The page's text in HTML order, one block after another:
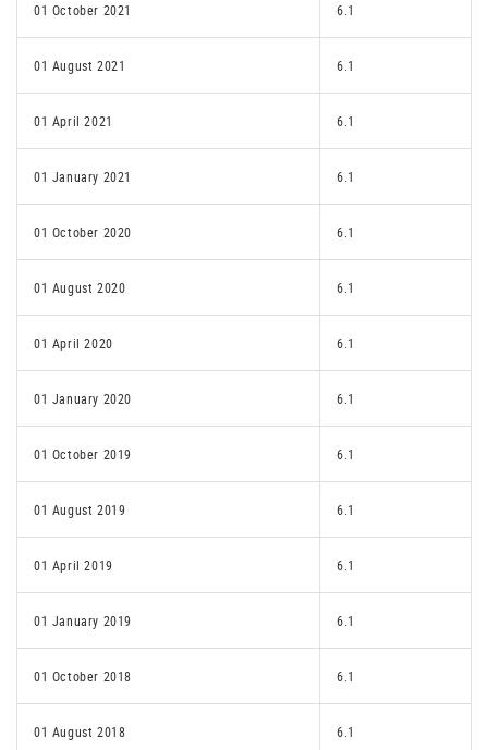
01 October 2021 6.1
01 August 2021 6.1
01 April 2021 6.1
01 January 2021 6.1
01 October 2020 6.1
01 August 2020 6.1
01 April 2020 6.1
01 January 2020 6.1
01 October 2019 6.1
01 August 2019 6.1
01 April 2019 6.1
01 January 2019 6.1
01 October 2018 6.1
01 August 2018 6.1